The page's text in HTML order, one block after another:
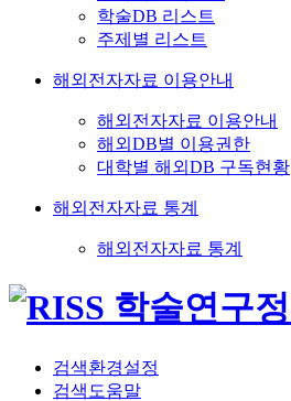
학술DB 리스트
주제별 리스트
해외전자자료 이용안내
해외전자자료 이용안내
해외DB별 이용권한
대학별 해외DB 구독현황
해외전자자료 통계
해외전자자료 통계
검색환경설정
검색도움말